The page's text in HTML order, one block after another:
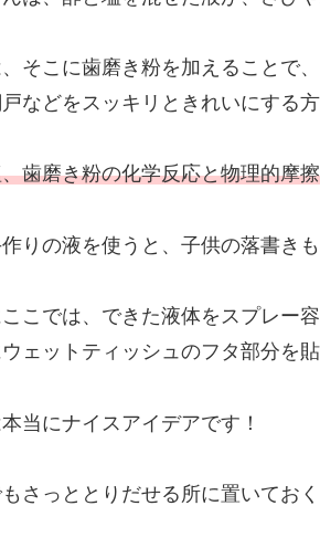
そこに歯磨き粉を加えることで
などをスッキリときれいにする方
歯磨き粉の化学反応と物理的摩擦
りの液を使うと、子供の落書き
こでは、できた液体をスプレー
ェットティッシュのフタ部分を貼
当にナイスアイデアです！
もさっととりだせる所に置いてお